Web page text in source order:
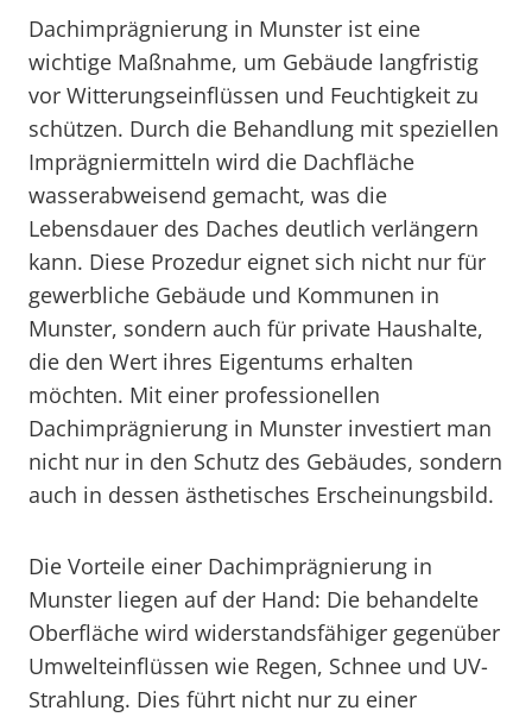
Dachimprägnierung in Munster ist eine
wichtige Maßnahme, um Gebäude langfristig
vor Witterungseinflüssen und Feuchtigkeit zu
schützen. Durch die Behandlung mit speziellen
Imprägniermitteln wird die Dachfläche
wasserabweisend gemacht, was die
Lebensdauer des Daches deutlich verlängern
kann. Diese Prozedur eignet sich nicht nur für
gewerbliche Gebäude und Kommunen in
Munster, sondern auch für private Haushalte,
die den Wert ihres Eigentums erhalten
möchten. Mit einer professionellen
Dachimprägnierung in Munster investiert man
nicht nur in den Schutz des Gebäudes, sondern
auch in dessen ästhetisches Erscheinungsbild.
Die Vorteile einer Dachimprägnierung in
Munster liegen auf der Hand: Die behandelte
Oberfläche wird widerstandsfähiger gegenüber
Umwelteinflüssen wie Regen, Schnee und UV-
Strahlung. Dies führt nicht nur zu einer